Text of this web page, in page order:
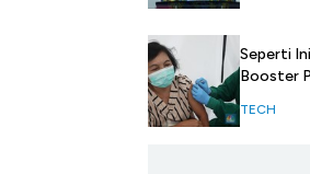
Seperti
Booster
TECH